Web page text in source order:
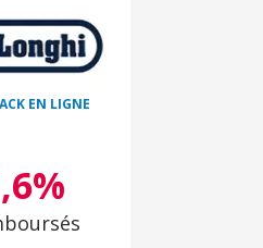
EN LIGNE